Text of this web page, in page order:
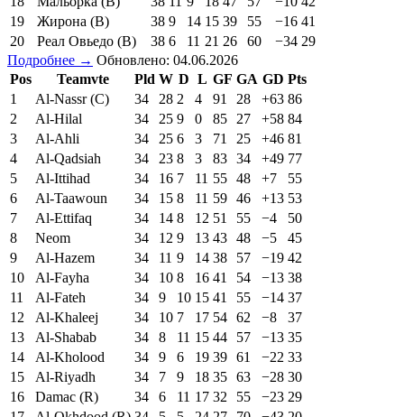
19
Жирона (В) 38 9 14 15 39 55 −16 41
20
Реал Овьедо (В) 38 6 11 21 26 60 −34 29
Подробнее → Обновлено: 04.06.2026
Pos
Teamvte Pld W D L GF GA GD Pts
1
Al-Nassr (C) 34 28 2 4 91 28 +63 86
2
Al-Hilal 34 25 9 0 85 27 +58 84
3
Al-Ahli 34 25 6 3 71 25 +46 81
4
Al-Qadsiah 34 23 8 3 83 34 +49 77
5
Al-Ittihad 34 16 7 11 55 48 +7
55
6
Al-Taawoun 34 15 8 11 59 46 +13 53
7
Al-Ettifaq 34 14 8 12 51 55 −4
50
8
Neom 34 12 9 13 43 48 −5
45
9
Al-Hazem 34 11 9 14 38 57 −19 42
10
Al-Fayha 34 10 8 16 41 54 −13 38
11
Al-Fateh 34 9 10 15 41 55 −14 37
12
Al-Khaleej 34 10 7 17 54 62 −8
37
13
Al-Shabab 34 8 11 15 44 57 −13 35
14
Al-Kholood 34 9 6 19 39 61 −22 33
15
Al-Riyadh 34 7 9 18 35 63 −28 30
16
Damac (R) 34 6 11 17 32 55 −23 29